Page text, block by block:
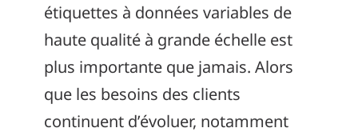
étiquettes à données variables de
haute qualité à grande échelle est
plus importante que jamais. Alors
que les besoins des clients
continuent d’évoluer, notamment